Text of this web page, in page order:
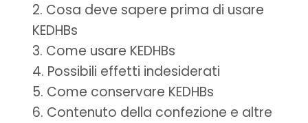
Cosa deve sapere prima di usare
KEDHBs
Come usare KEDHBs
Possibili effetti indesiderati
Come conservare KEDHBs
Contenuto della confezione e altre